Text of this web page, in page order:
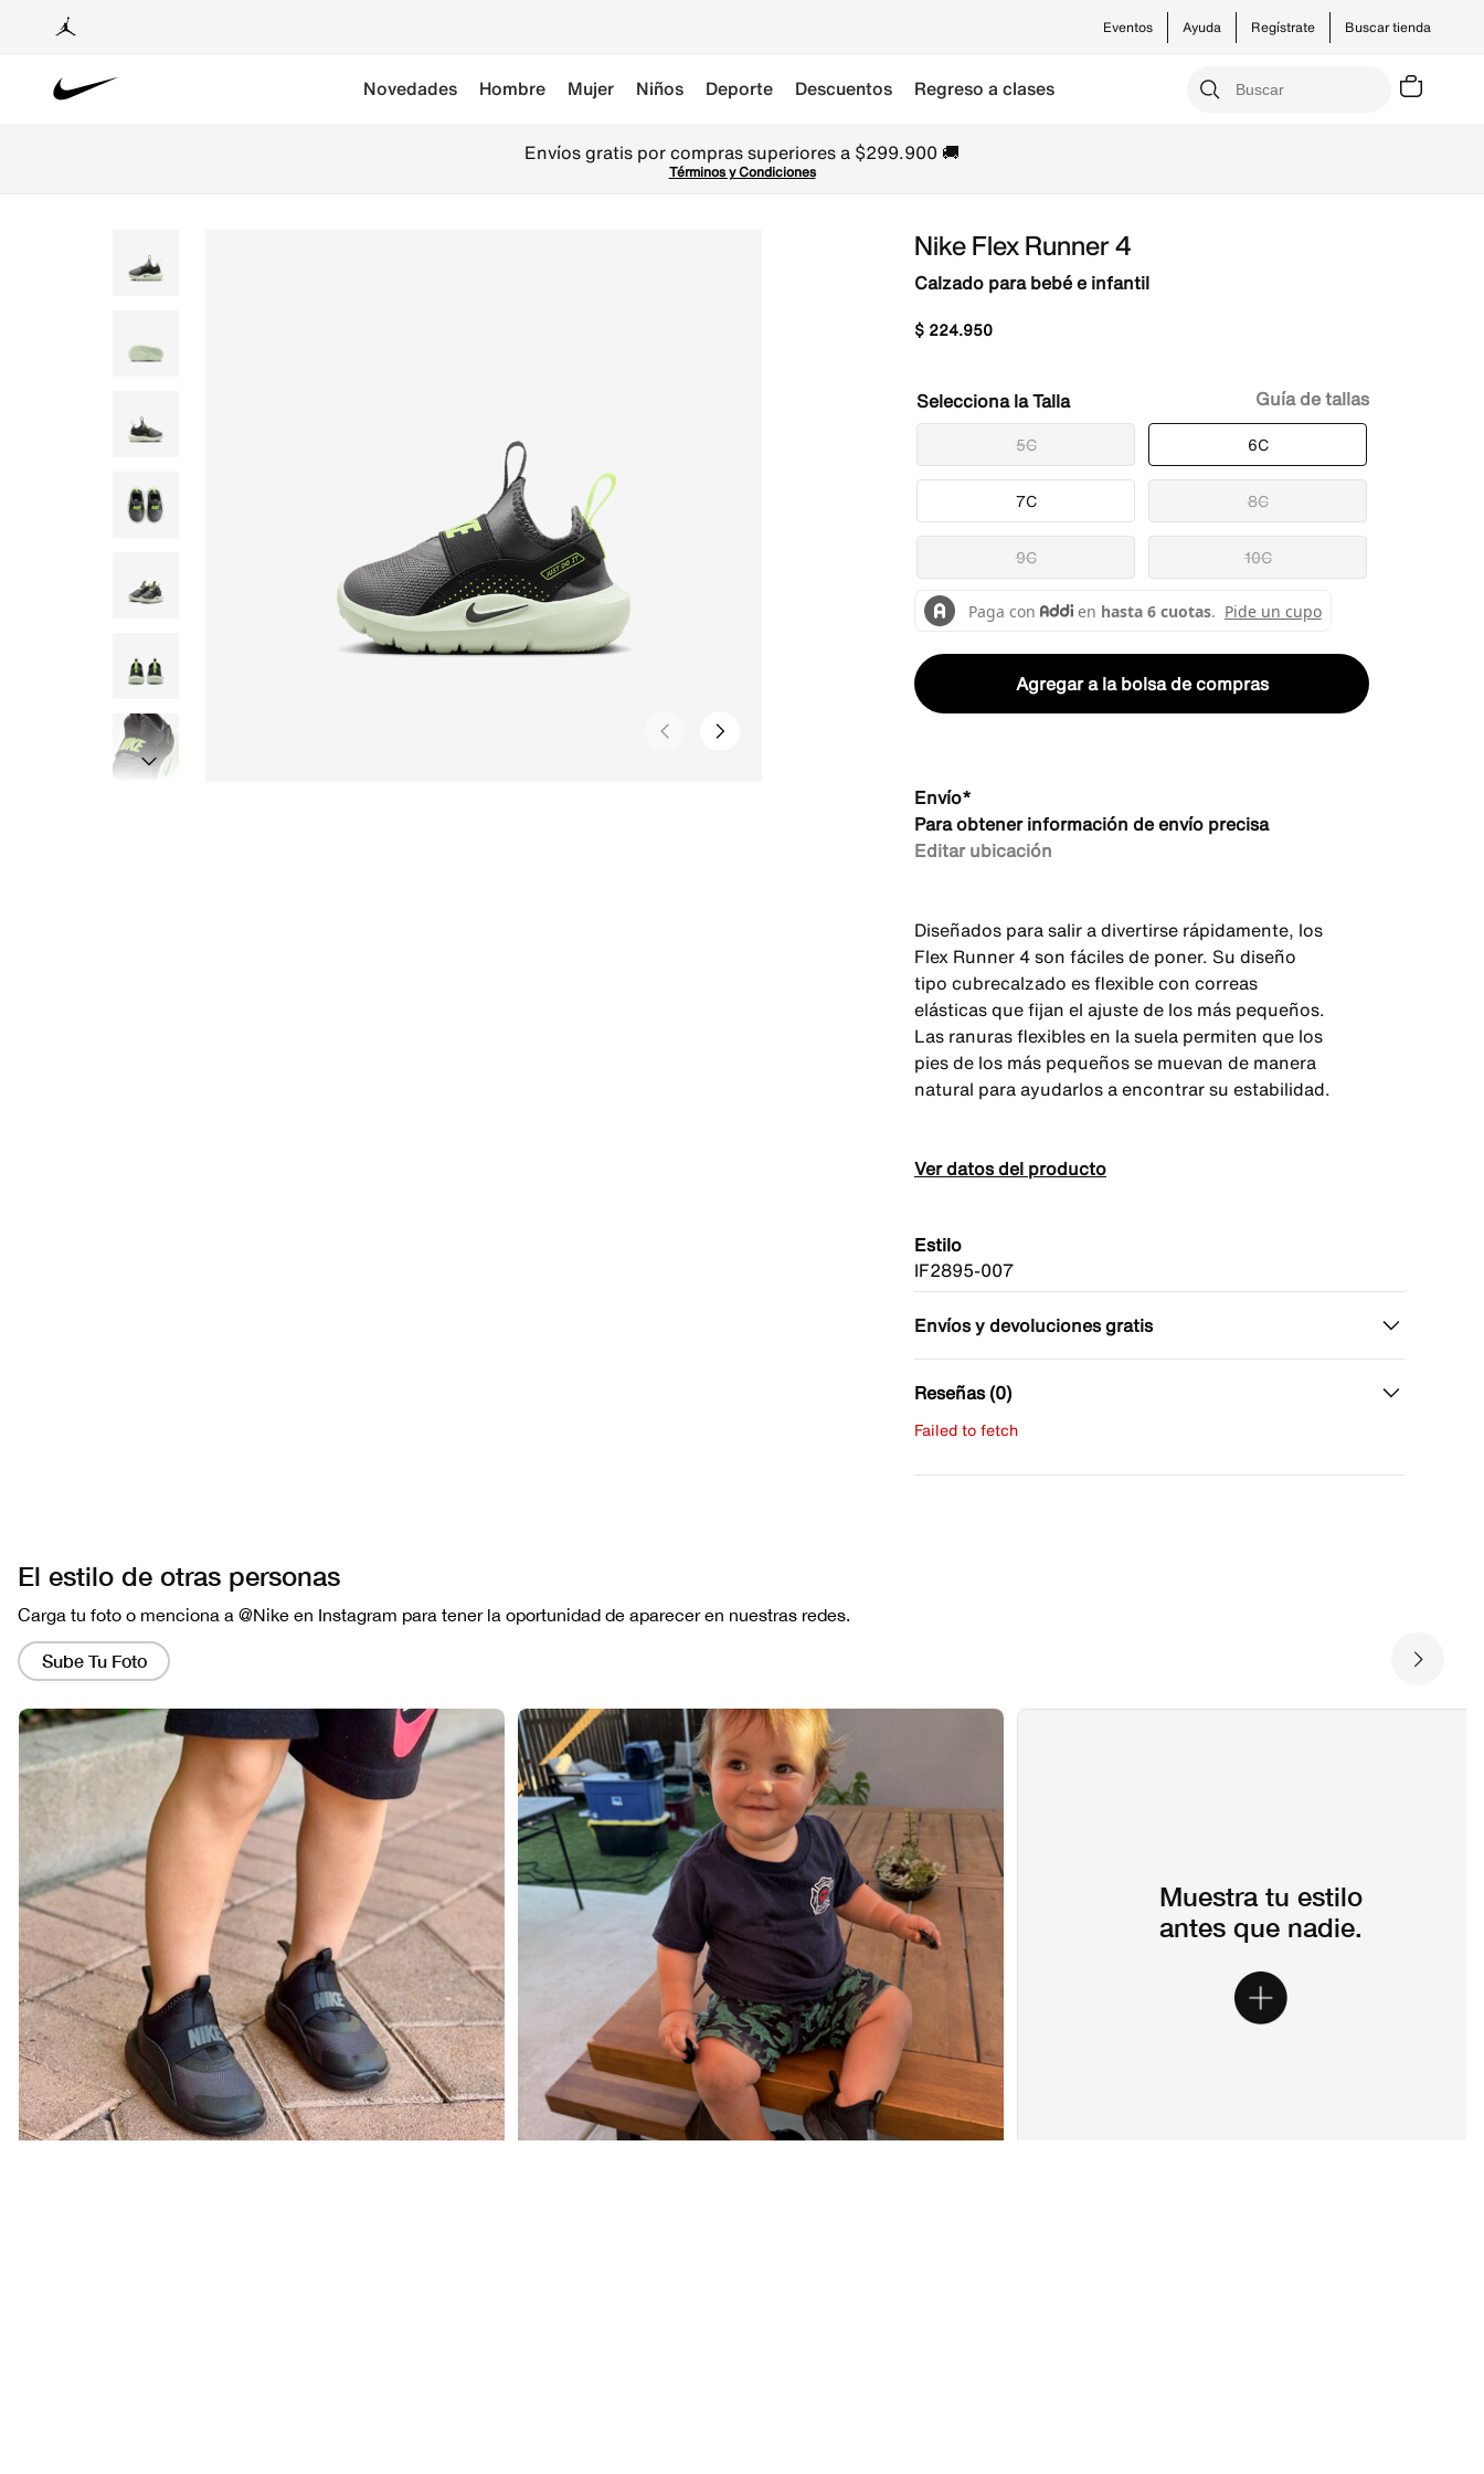
Buscar tienda
Ayuda Regístrate
Eventos
Novedades Hombre Mujer Niños Deporte Descuentos Regreso a clases
Envíos gratis por compras superiores a $299.900 🚚
Términos y Condiciones
Nike Flex Runner 4
Calzado para bebé e infantil
$ 224.950
Talla
5C 6C
7C 8C
9C 10C
Guía de tallas
Agregar a la bolsa de compras
Envío*
Para obtener información de envío precisa
Editar ubicación
Diseñados para salir a divertirse rápidamente, los
Flex Runner 4 son fáciles de poner. Su diseño
tipo cubrecalzado es flexible con correas
elásticas que fijan el ajuste de los más pequeños.
Las ranuras flexibles en la suela permiten que los
pies de los más pequeños se muevan de manera
natural para ayudarlos a encontrar su estabilidad.
Ver datos del producto
Estilo
IF2895-007
Envíos y devoluciones gratis
Reseñas (0)
Failed to fetch